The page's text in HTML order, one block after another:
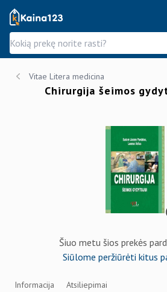
Kaina123.lt
Vitae Litera medicina
Chirurgija šeimos
Šiuo metu šios prekės
Siūlome peržiūrėti kitus
Informacija Atsiliepimai